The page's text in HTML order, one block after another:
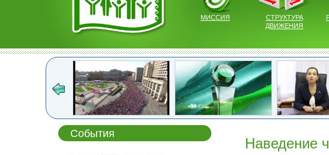
МИССИЯ
СТРУКТУРА
ДВИЖЕНИЯ
События
Наведение